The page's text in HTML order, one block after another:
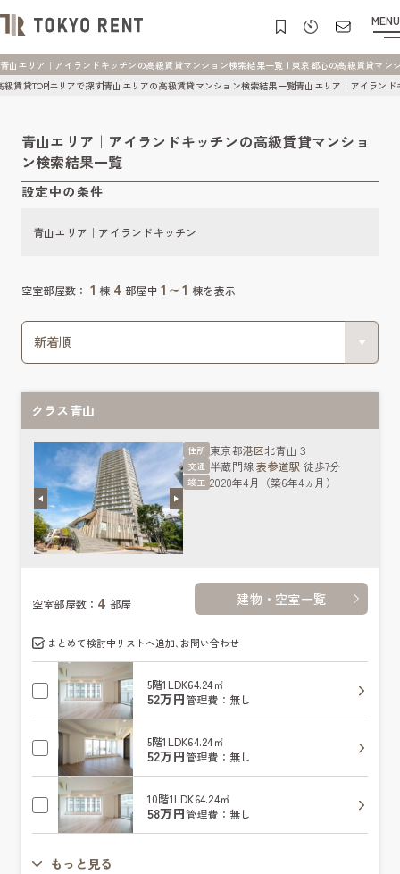
MENU
青山エリア｜アイランドキッチンの高級賃貸マンション検索結果一覧 | 東京都心の高級賃貸マン
級賃貸TOPエリアで探す青山エリアの高級賃貸マンション検索結果一覧青山エリア｜アイラン
青山エリア｜アイランドキッチンの高級賃貸マンショ
ン検索結果一覧
設定中の条件
空室部屋数： 1 棟 4 部屋中1～1棟を表示
青山エリア｜アイランドキッチン
クラス青山
住所 東京都港区北青山３
交通 半蔵門線表参道駅 徒歩7分
竣工 2020年4月（築6年4ヵ月）
空室部屋数： 4 部屋 建物・空室一覧
まとめて検討中リストへ追加､お問い合わせ
5階1LDK64.24㎡
52万円管理費：無し
5階1LDK64.24㎡
52万円管理費：無し
10階1LDK64.24㎡
58万円管理費：無し
もっと見る